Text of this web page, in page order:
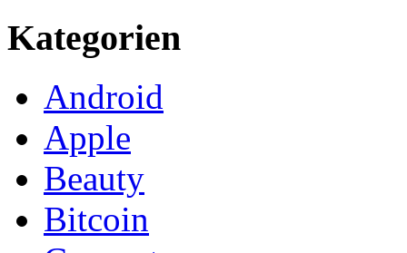
Kategorien
Android
Apple
Beauty
Bitcoin